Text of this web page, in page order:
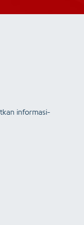
informasi-